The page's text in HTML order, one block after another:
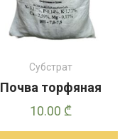
Субстрат
Почва торфяная
10.00 ₾